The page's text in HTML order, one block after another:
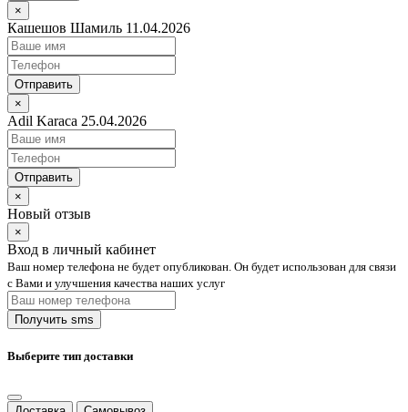
×
Кашешов Шамиль 11.04.2026
Отправить
×
Adil Karaca 25.04.2026
Отправить
×
Новый отзыв
×
Вход в личный кабинет
Ваш номер телефона не будет опубликован. Он будет использован для связи
с Вами и улучшения качества наших услуг
Выберите тип доставки